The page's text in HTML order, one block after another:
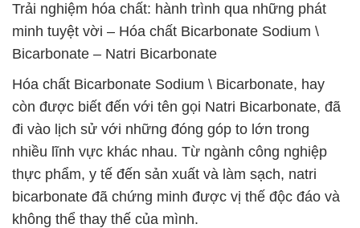
Trải nghiệm hóa chất: hành trình qua những phát
minh tuyệt vời – Hóa chất Bicarbonate Sodium \
Bicarbonate – Natri Bicarbonate
Hóa chất Bicarbonate Sodium \ Bicarbonate, hay
còn được biết đến với tên gọi Natri Bicarbonate, đã
đi vào lịch sử với những đóng góp to lớn trong
nhiều lĩnh vực khác nhau. Từ ngành công nghiệp
thực phẩm, y tế đến sản xuất và làm sạch, natri
bicarbonate đã chứng minh được vị thế độc đáo và
không thể thay thế của mình.